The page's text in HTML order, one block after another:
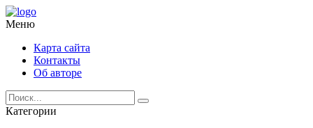
Меню
Карта сайта
Контакты
Об авторе
Категории